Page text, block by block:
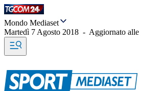
Mondo Mediaset
Martedì 7 Agosto 2018 - Aggiornato alle